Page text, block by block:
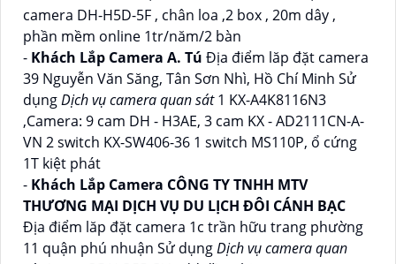
camera DH-H5D-5F , chân loa ,2 box , 20m dây ,
phần mềm online 1tr/năm/2 bàn
- Khách Lắp Camera A. Tú Địa điểm lăp đặt camera
39 Nguyễn Văn Săng, Tân Sơn Nhì, Hồ Chí Minh Sử
dụngDịch vụ camera quan sát1 KX-A4K8116N3
,Camera: 9 cam DH - H3AE, 3 cam KX - AD2111CN-A-
VN 2 switch KX-SW406-36 1 switch MS110P, ổ cứng
1T kiệt phát
- Khách Lắp Camera CÔNG TY TNHH MTV
THƯƠNG MẠI DỊCH VỤ DU LỊCH ĐÔI CÁNH BẠC
Địa điểm lăp đặt camera 1c trần hữu trang phường
11 quận phú nhuận Sử dụngDịch vụ camera quan